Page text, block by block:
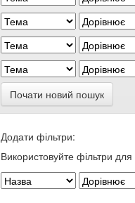
Почати новий пошук
Додати фільтри:
Використовуйте фільтри